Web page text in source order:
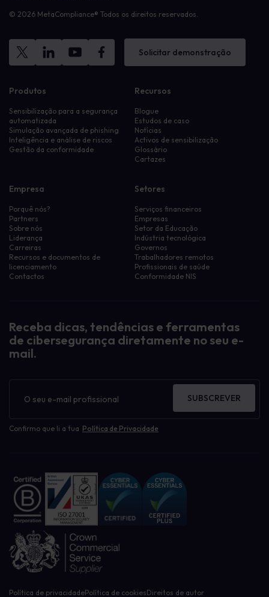
© 2026 MetaCompliance® Todos os direitos reservados.
Solicitar demonstração
Produtos
Sensibilização para a segurança
automatizada
Simulação avançada de phishing
Inteligência e análise de riscos
Gestão da conformidade
Recursos
Blogue
Estudos de caso
Notícias
Activos de sensibilização
Glossário
Cartazes
Empresa
Porquê nós?
Partners
Sobre nós
Liderança
Carreiras
Recursos e documentos de
licenciamento
Contactos
Setores
Serviços financeiros
Empresas
Setor da Educação
Indústria tecnológica
Governos
Trabalhadores remotos
Profissionais de saúde
Conformidade NIS
Receba dicas, tendências e ferramentas
de cibersegurança diretamente no seu e-
mail.
informativo
Confirmo que li a tua Política de Privacidade
SUBSCREVER
Política de privacidadePolítica de cookiesDireitos de autor